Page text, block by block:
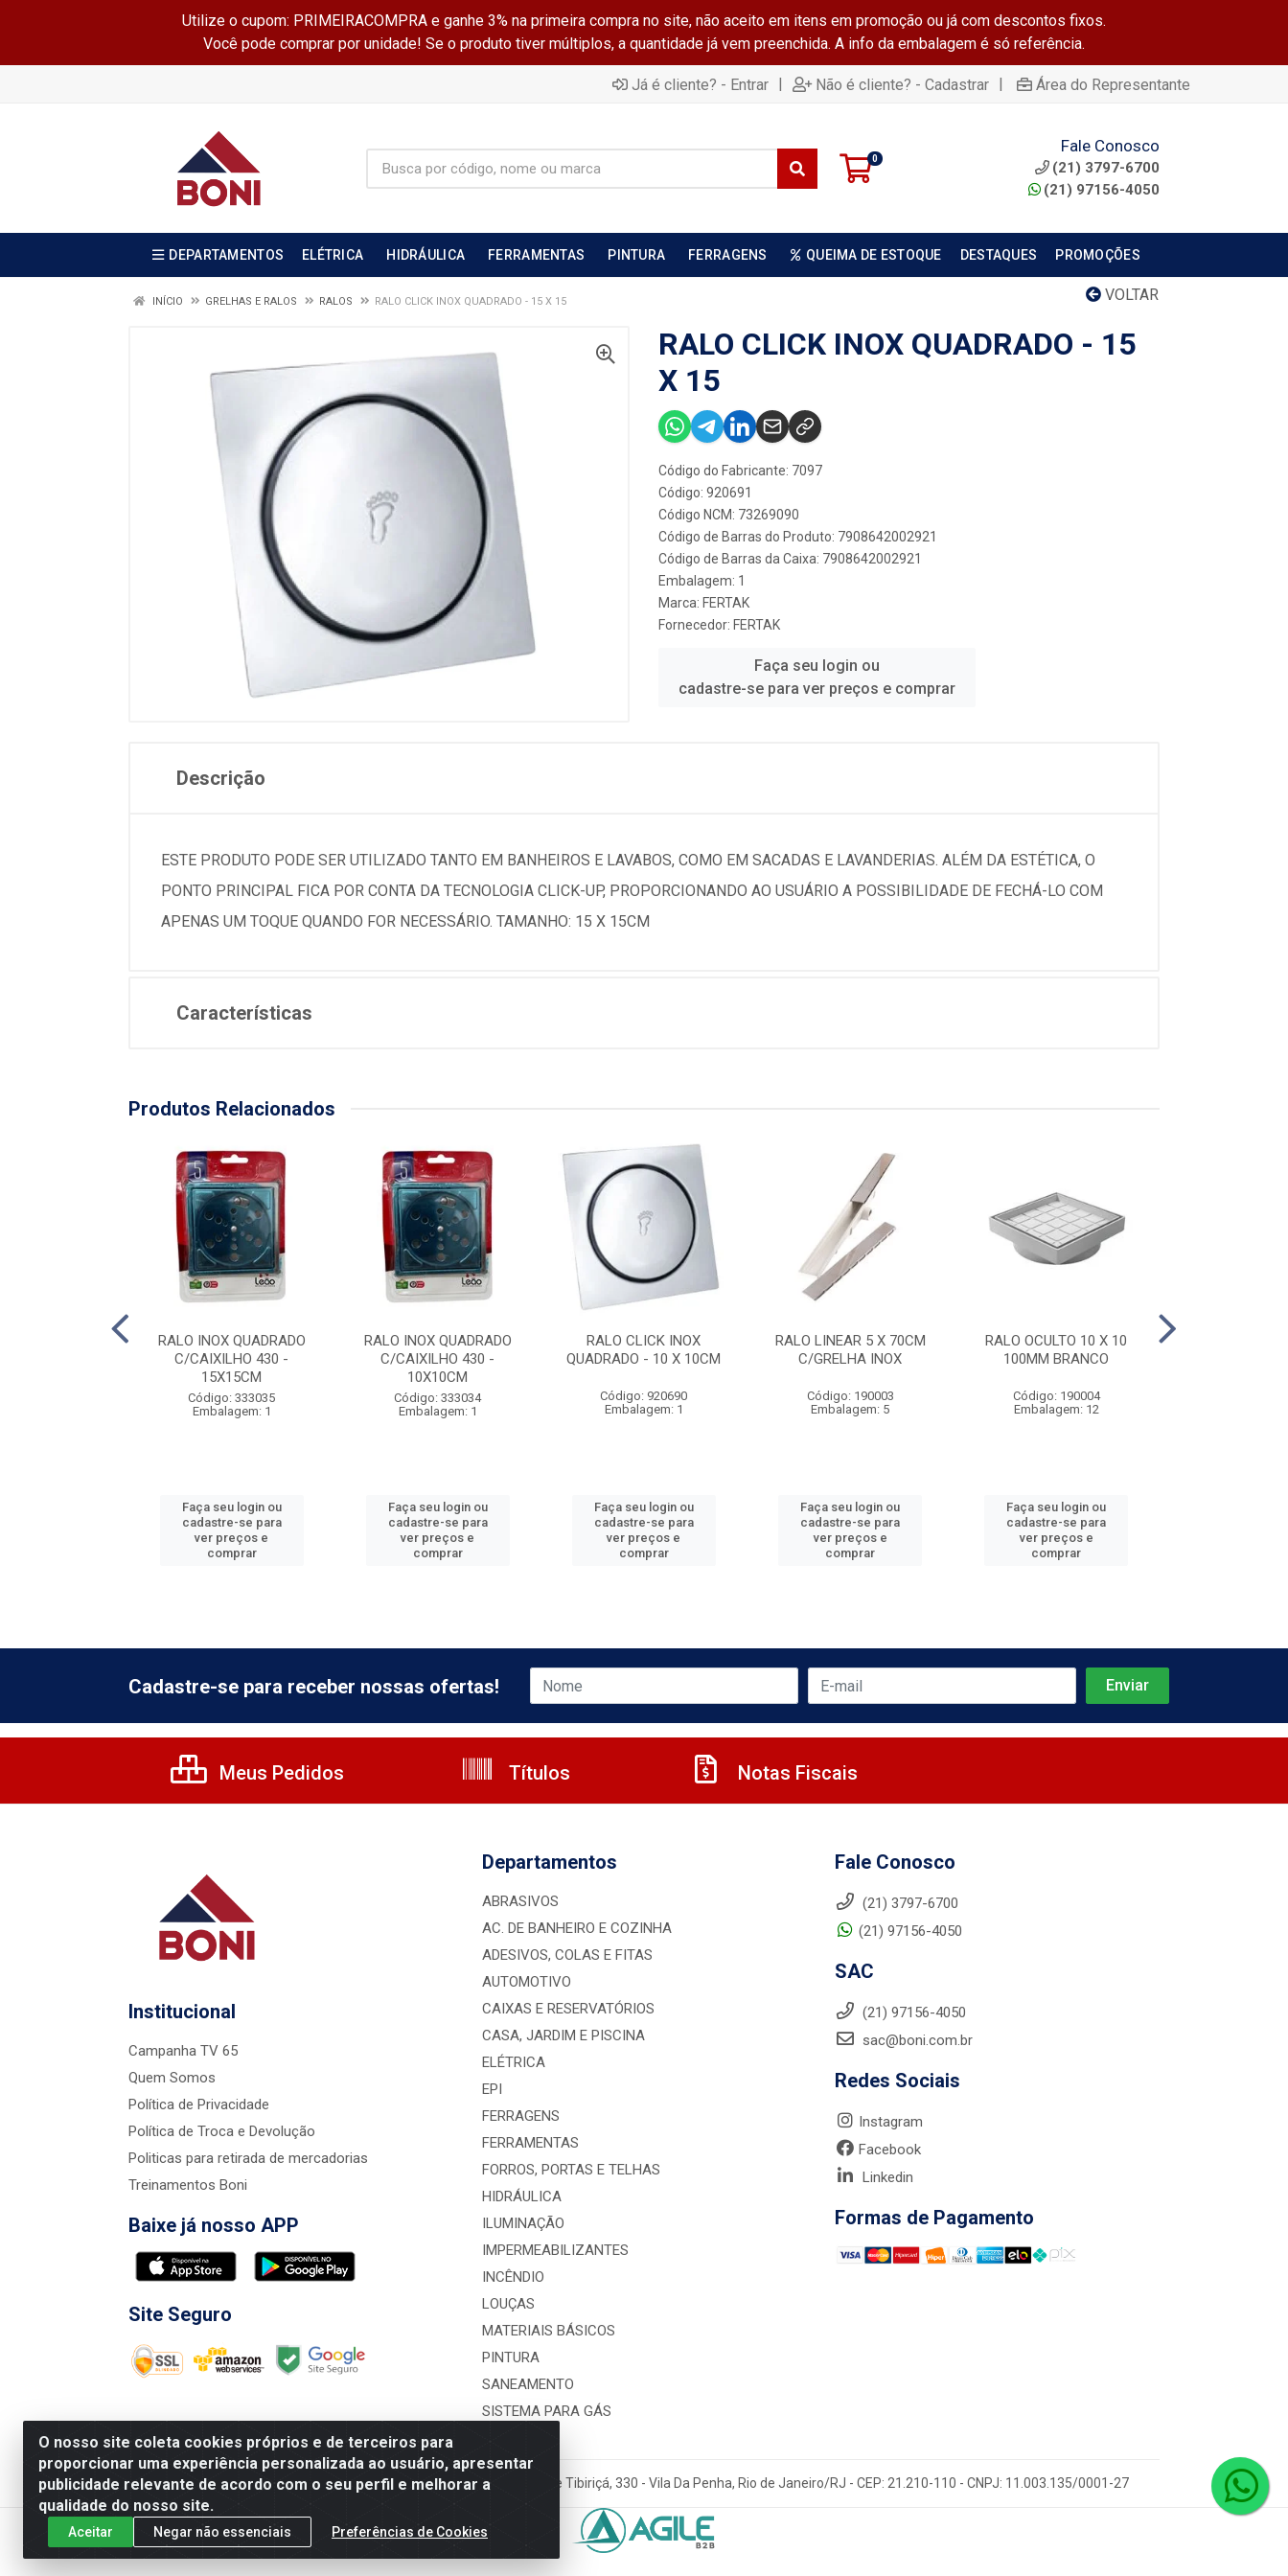
Utilize o cupom: PRIMEIRACOMPRA e ganhe 3% na primeira compra no site, não aceito em itens em promoção ou já com descontos fixos.
Você pode comprar por unidade! Se o produto tiver múltiplos, a quantidade já vem preenchida. A info da embalagem é só referência.
Já é cliente? - Entrar | Não é cliente? - Cadastrar | Área do Representante
0
Fale Conosco
(21) 3797-6700
(21) 97156-4050
DEPARTAMENTOS ELÉTRICA HIDRÁULICA FERRAMENTAS PINTURA FERRAGENS QUEIMA DE ESTOQUE DESTAQUES PROMOÇÕES
VOLTAR
INÍCIO GRELHAS E RALOS RALOS RALO CLICK INOX QUADRADO - 15 X 15
RALO CLICK INOX QUADRADO - 15
X 15
Código do Fabricante: 7097
Código: 920691
Código NCM: 73269090
Código de Barras do Produto: 7908642002921
Código de Barras da Caixa: 7908642002921
Embalagem: 1
Marca: FERTAK
Fornecedor: FERTAK
Faça seu login ou
cadastre-se para ver preços e comprar
Descrição
ESTE PRODUTO PODE SER UTILIZADO TANTO EM BANHEIROS E LAVABOS, COMO EM SACADAS E LAVANDERIAS. ALÉM DA ESTÉTICA, O
PONTO PRINCIPAL FICA POR CONTA DA TECNOLOGIA CLICK-UP, PROPORCIONANDO AO USUÁRIO A POSSIBILIDADE DE FECHÁ-LO COM
APENAS UM TOQUE QUANDO FOR NECESSÁRIO. TAMANHO: 15 X 15CM
Características
Produtos Relacionados
RALO INOX QUADRADO
C/CAIXILHO 430 -
15X15CM
Código: 333035
Embalagem: 1
Faça seu login ou
cadastre-se para
ver preços e
comprar
RALO INOX QUADRADO
C/CAIXILHO 430 -
10X10CM
Código: 333034
Embalagem: 1
Faça seu login ou
cadastre-se para
ver preços e
comprar
RALO CLICK INOX
QUADRADO - 10 X 10CM
Código: 920690
Embalagem: 1
Faça seu login ou
cadastre-se para
ver preços e
comprar
RALO LINEAR 5 X 70CM
C/GRELHA INOX
Código: 190003
Embalagem: 5
Faça seu login ou
cadastre-se para
ver preços e
comprar
RALO OCULTO 10 X 10
100MM BRANCO
Código: 190004
Embalagem: 12
Faça seu login ou
cadastre-se para
ver preços e
comprar
O nosso site coleta cookies próprios e de terceiros para
proporcionar uma experiência personalizada ao usuário, apresentar
publicidade relevante de acordo com o seu perfil e melhorar a
qualidade do nosso site.
Aceitar Negar não essenciais Preferências de Cookies
Cadastre-se para receber nossas ofertas!
Meus Pedidos Títulos Notas Fiscais
Institucional
Campanha TV 65
Quem Somos
Política de Privacidade
Política de Troca e Devolução
Politicas para retirada de mercadorias
Treinamentos Boni
Baixe já nosso APP
Site Seguro
Departamentos
ABRASIVOS
AC. DE BANHEIRO E COZINHA
ADESIVOS, COLAS E FITAS
AUTOMOTIVO
CAIXAS E RESERVATÓRIOS
CASA, JARDIM E PISCINA
ELÉTRICA
EPI
FERRAGENS
FERRAMENTAS
FORROS, PORTAS E TELHAS
HIDRÁULICA
ILUMINAÇÃO
IMPERMEABILIZANTES
INCÊNDIO
LOUÇAS
MATERIAIS BÁSICOS
PINTURA
SANEAMENTO
SISTEMA PARA GÁS
Fale Conosco
(21) 3797-6700
(21) 97156-4050
SAC
(21) 97156-4050
sac@boni.com.br
Redes Sociais
Instagram
Facebook
Linkedin
Formas de Pagamento
Nova Boni Distribuidora de Material de Construção LTDA - Rua Alice Tibiriçá, 330 - Vila Da Penha, Rio de Janeiro/RJ - CEP: 21.210-110 - CNPJ: 11.003.135/0001-27